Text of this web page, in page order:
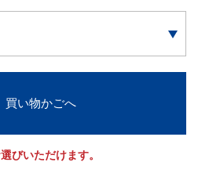
買い物かごへ
びいただけます。